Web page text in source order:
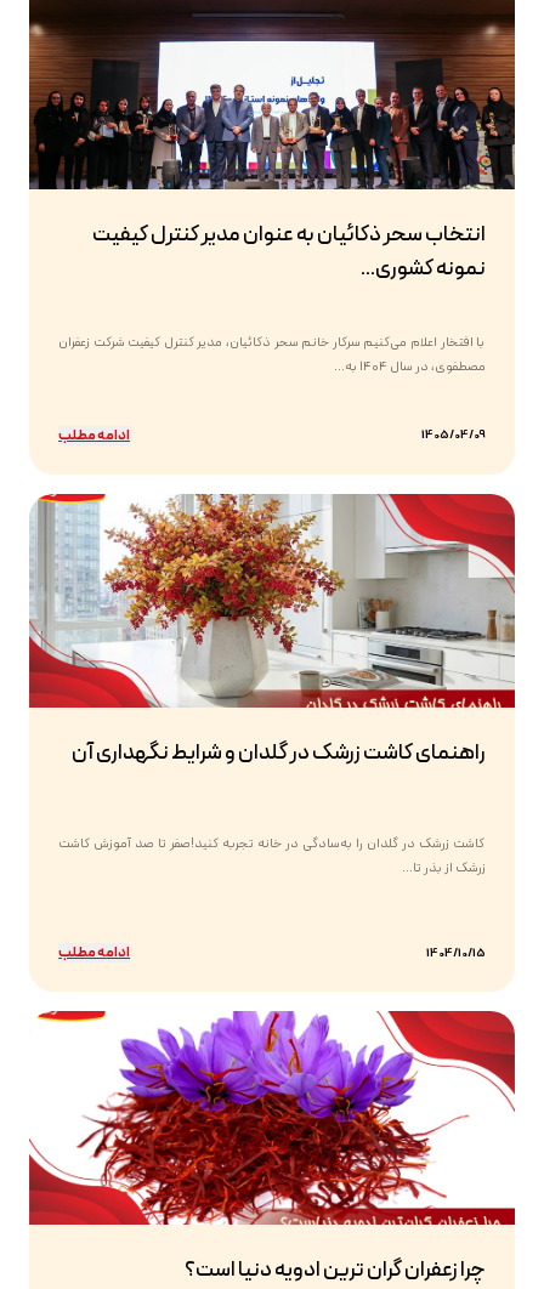
انتخاب سحر ذکائیان به عنوان مدیر کنترل کیفیت
نمونه کشوری...
با افتخار اعلام می‌کنیم سرکار خانم سحر ذکائیان، مدیر کنترل کیفیت شرکت زعفران
مصطفوی، در سال ۱۴۰۴ به...
1405/04/09 ادامه مطلب
راهنمای کاشت زرشک در گلدان و شرایط نگهداری آن
کاشت زرشک در گلدان را به‌سادگی در خانه تجربه کنید!صفر تا صد آموزش کاشت
زرشک از بذر تا...
1404/10/15 ادامه مطلب
چرا زعفران گران ترین ادویه دنیا است؟